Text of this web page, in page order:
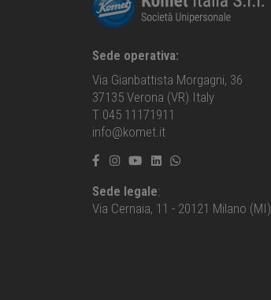
Sede operativa:
Via Gianbattista Morgagni, 36
37135 Verona (VR) Italy
T 045 11171911
info@komet.it
Sede legale:
Via Cernaia, 11 - 20121 Milano (MI)